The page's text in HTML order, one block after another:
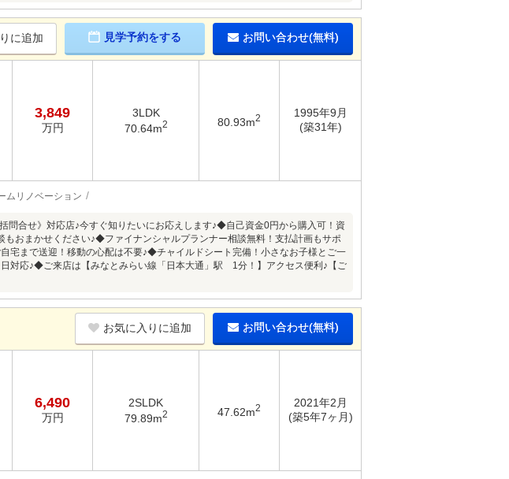
に追加 見学予約をする お問い合わせ(無料)
3,849
万円
3LDK
70.64m2 80.93m2
1995年9月
(築31年)
ムリノベーション
問合せ》対応店♪今すぐ知りたいにお応えします♪◆自己資金0円から購入可！資
おまかせください♪◆ファイナンシャルプランナー相談無料！支払計画もサポ
宅まで送迎！移動の心配は不要♪◆チャイルドシート完備！小さなお子様とご一
対応♪◆ご来店は【みなとみらい線「日本大通」駅 1分！】アクセス便利♪【ご
お気に入りに追加 お問い合わせ(無料)
6,490
万円
2SLDK
79.89m2 47.62m2
2021年2月
(築5年7ヶ月)